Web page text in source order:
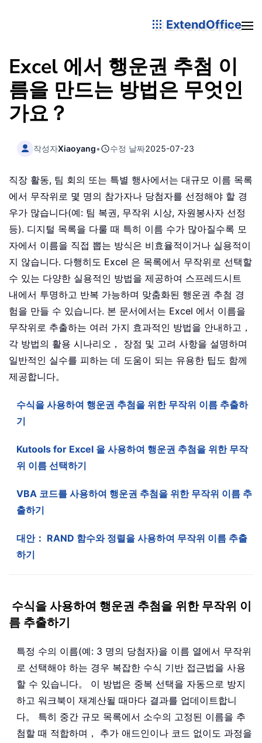
ExtendOffice
Excel 에서 행운권 추첨 이
름을 만드는 방법은 무엇인
가요？
작성자Xiaoyang• 수정 날짜2025-07-23
직장 활동, 팀 회의 또는 특별 행사에서는 대규모 이름 목록
에서 무작위로 몇 명의 참가자나 당첨자를 선정해야 할 경
우가 많습니다(예: 팀 복권, 무작위 시상, 자원봉사자 선정
등). 디지털 목록을 다룰 때 특히 이름 수가 많아질수록 모
자에서 이름을 직접 뽑는 방식은 비효율적이거나 실용적이
지 않습니다. 다행히도 Excel 은 목록에서 무작위로 선택할
수 있는 다양한 실용적인 방법을 제공하여 스프레드시트
내에서 투명하고 반복 가능하며 맞춤화된 행운권 추첨 경
험을 만들 수 있습니다. 본 문서에서는 Excel 에서 이름을
무작위로 추출하는 여러 가지 효과적인 방법을 안내하고，
각 방법의 활용 시나리오， 장점 및 고려 사항을 설명하며
일반적인 실수를 피하는 데 도움이 되는 유용한 팁도 함께
제공합니다。
수식을 사용하여 행운권 추첨을 위한 무작위 이름 추출하
기
Kutools for Excel 을 사용하여 행운권 추첨을 위한 무작
위 이름 선택하기
VBA 코드를 사용하여 행운권 추첨을 위한 무작위 이름 추
출하기
대안： RAND 함수와 정렬을 사용하여 무작위 이름 추출
하기
수식을 사용하여 행운권 추첨을 위한 무작위 이
름 추출하기
특정 수의 이름(예: 3 명의 당첨자)을 이름 열에서 무작위
로 선택해야 하는 경우 복잡한 수식 기반 접근법을 사용
할 수 있습니다。 이 방법은 중복 선택을 자동으로 방지
하고 워크북이 재계산될 때마다 결과를 업데이트합니
다。 특히 중간 규모 목록에서 소수의 고정된 이름을 추
첨할 때 적합하며， 추가 애드인이나 코드 없이도 과정을